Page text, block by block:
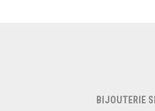
BIJOUTERIE